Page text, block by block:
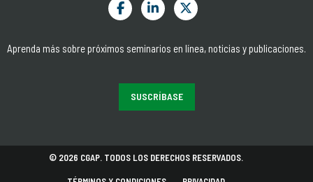
Aprenda más sobre próximos seminarios en línea, noticias y publicaciones.
SUSCRÍBASE
© 2026 CGAP. TODOS LOS DERECHOS RESERVADOS.